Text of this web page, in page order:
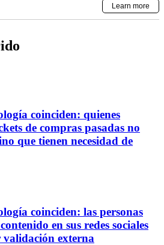
coinciden: quienes
de compras pasadas no
que tienen necesidad de
coinciden: las personas
en sus redes sociales
validación externa